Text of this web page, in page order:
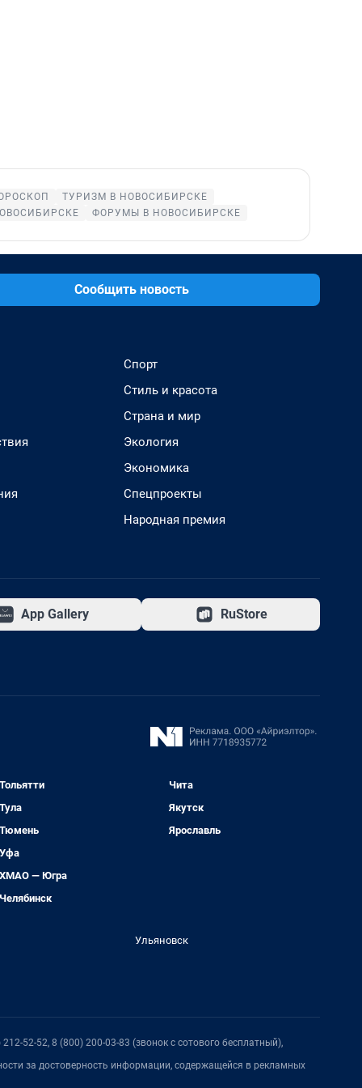
ТУРИЗМ В НОВОСИБИРСКЕ
ФОРУМЫ В НОВОСИБИРСКЕ
Сообщить новость
Спорт
Стиль и красота
Страна и мир
Экология
Экономика
Спецпроекты
Народная премия
App Gallery RuStore
Тольятти
Тула
Тюмень
Уфа
ХМАО — Югра
Челябинск
Чита
Якутск
Ярославль
Ульяновск
52-52, 8 (800) 200-03-83 (звонок с сотового бесплатный),
за достоверность информации, содержащейся в рекламных